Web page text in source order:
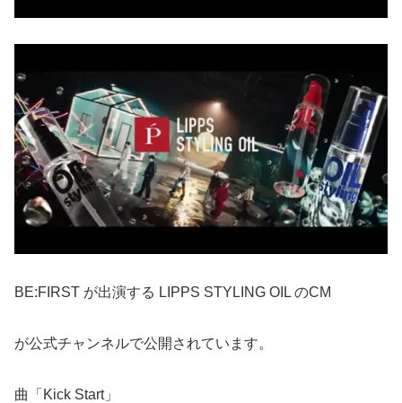
BE:FIRST が出演する LIPPS STYLING OIL のCM
が公式チャンネルで公開されています。
曲「Kick Start」